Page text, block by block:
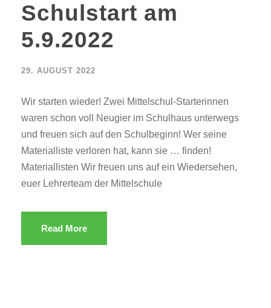
Schulstart am
5.9.2022
29. AUGUST 2022
Wir starten wieder! Zwei Mittelschul-Starterinnen
waren schon voll Neugier im Schulhaus unterwegs
und freuen sich auf den Schulbeginn! Wer seine
Materialliste verloren hat, kann sie … finden!
Materiallisten Wir freuen uns auf ein Wiedersehen,
euer Lehrerteam der Mittelschule
Read More